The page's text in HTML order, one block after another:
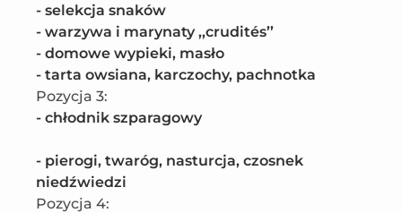
- selekcja snaków
- warzywa i marynaty ,,crudités’’
- domowe wypieki, masło
- tarta owsiana, karczochy, pachnotka
Pozycja 3:
- chłodnik szparagowy
- pierogi, twaróg, nasturcja, czosnek
niedźwiedzi
Pozycja 4: